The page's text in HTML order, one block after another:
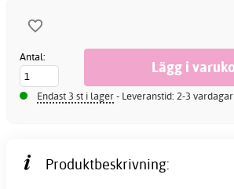
Antal:
Endast 3 st i lager- Leveranstid: 2-3 vardagar
Produktbeskrivning: